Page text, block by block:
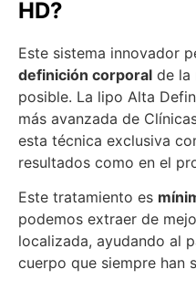
HD?
Este sistema innovador
definición corporal de la
posible. La lipo Alta
más avanzada de
esta técnica exclusiva
resultados como en el
Este tratamiento es
podemos extraer de
localizada, ayudando al
cuerpo que siempre han